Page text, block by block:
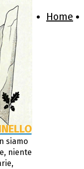
siamo
niente
Home